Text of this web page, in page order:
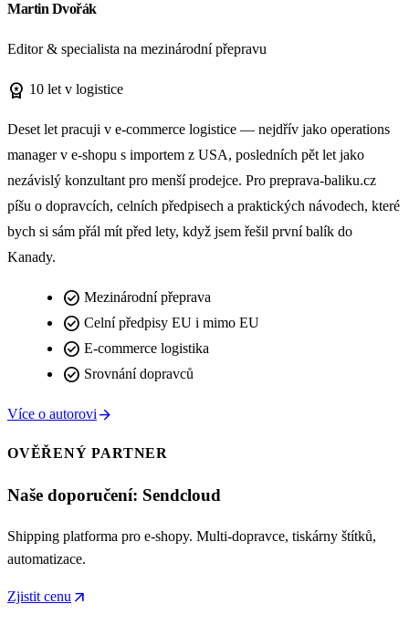
Martin Dvořák
Editor & specialista na mezinárodní přepravu
workspace_premium 10 let v logistice
Deset let pracuji v e-commerce logistice — nejdřív jako operations
manager v e-shopu s importem z USA, posledních pět let jako
nezávislý konzultant pro menší prodejce. Pro preprava-baliku.cz
píšu o dopravcích, celních předpisech a praktických návodech, které
bych si sám přál mít před lety, když jsem řešil první balík do
Kanady.
check_circle Mezinárodní přeprava
check_circle Celní předpisy EU i mimo EU
check_circle E-commerce logistika
check_circle Srovnání dopravců
Více o autorovi arrow_forward
OVĚŘENÝ PARTNER
Naše doporučení: Sendcloud
Shipping platforma pro e-shopy. Multi-dopravce, tiskárny štítků,
automatizace.
Zjistit cenu arrow_outward